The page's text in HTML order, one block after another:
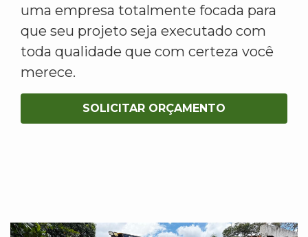
uma empresa totalmente focada para
que seu projeto seja executado com
toda qualidade que com certeza você
merece.
SOLICITAR ORÇAMENTO